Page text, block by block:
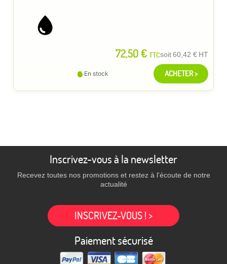
72,50 € TTCsoit60,42 € HT
En stock ACHETER >
Inscrivez-vous à la newsletter
Recevez toutes nos promotions et restez à l'écoute de notre
actualité
INSCRIVEZ-VOUS ! >
Paiement sécurisé